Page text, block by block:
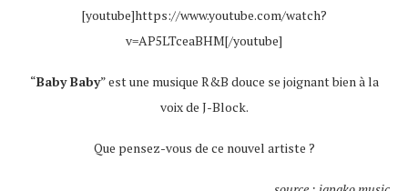
[youtube]https://www.youtube.com/watch?
v=AP5LTceaBHM[/youtube]
“Baby Baby” est une musique R&B douce se joignant bien à la
voix de J-Block.
Que pensez-vous de ce nouvel artiste ?